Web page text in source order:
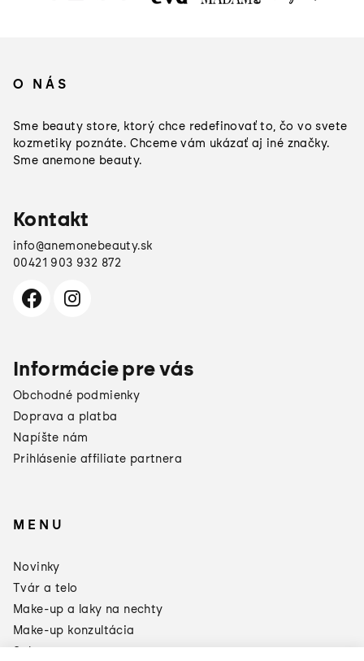
O NÁS
Sme beauty store, ktorý chce redefinovať to, čo vo svete
kozmetiky poznáte. Chceme vám ukázať aj iné značky.
Sme anemone beauty.
Kontakt
info@anemonebeauty.sk
00421 903 932 872
Informácie pre vás
Obchodné podmienky
Doprava a platba
Napíšte nám
Prihlásenie affiliate partnera
MENU
Novinky
Tvár a telo
Make-up a laky na nechty
Make-up konzultácia
Sale
zásoby:
3 produkty = Green Odlakovač